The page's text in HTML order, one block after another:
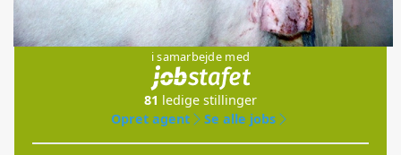
Jobs
i samarbejde med
81 ledige stillinger
Opret agent
Se alle jobs